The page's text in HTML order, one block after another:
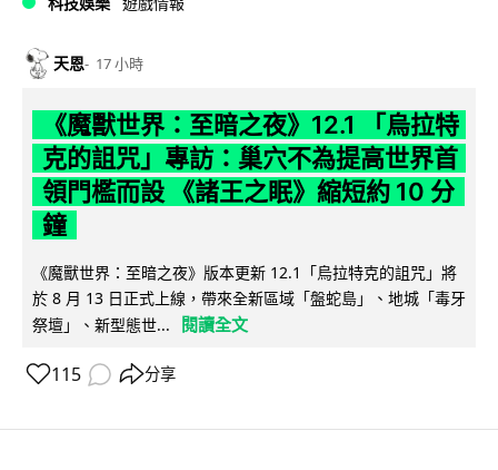
天恩 17 小時
《魔獸世界：至暗之夜》12.1 「烏拉特
克的詛咒」專訪：巢穴不為提高世界首
領門檻而設 《諸王之眠》縮短約 10 分
鐘
《魔獸世界：至暗之夜》版本更新 12.1「烏拉特克的詛咒」將
於 8 月 13 日正式上線，帶來全新區域「盤蛇島」、地城「毒牙
祭壇」、新型態世...
閱讀全文
115 分享